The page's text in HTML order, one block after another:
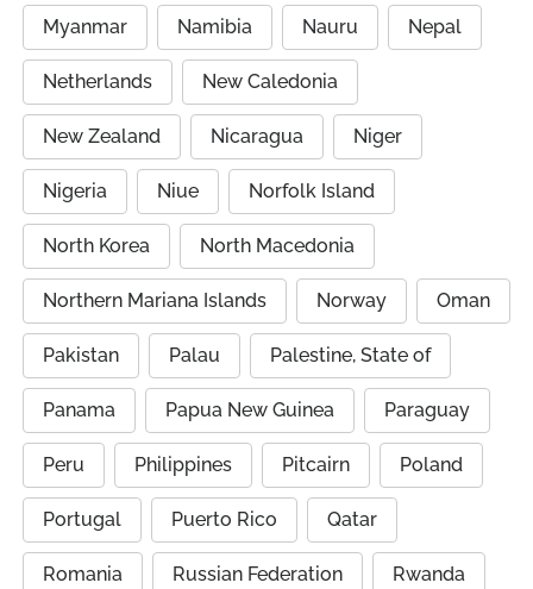
Myanmar Namibia Nauru Nepal
Netherlands New Caledonia
New Zealand Nicaragua Niger
Nigeria Niue Norfolk Island
North Korea North Macedonia
Northern Mariana Islands Norway Oman
Pakistan Palau Palestine, State of
Panama Papua New Guinea Paraguay
Peru Philippines Pitcairn Poland
Portugal Puerto Rico Qatar
Romania Russian Federation Rwanda